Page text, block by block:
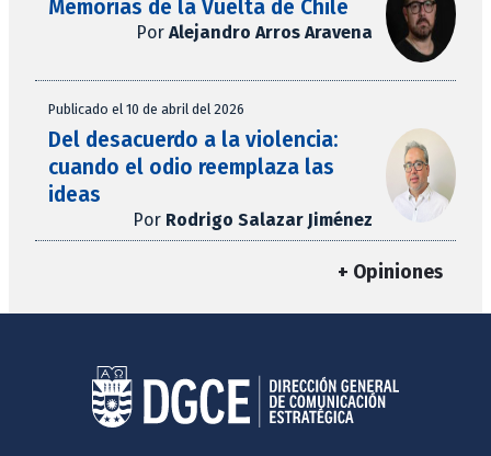
Memorias de la Vuelta de Chile
Por Alejandro Arros Aravena
Publicado el 10 de abril del 2026
Del desacuerdo a la violencia:
cuando el odio reemplaza las
ideas
Por Rodrigo Salazar Jiménez
+ Opiniones